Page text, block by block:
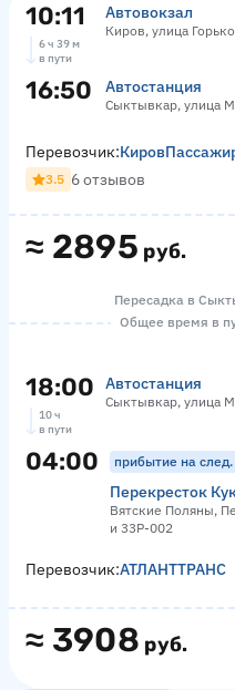
10:11 Автовокзал
Киров, улица
6 ч 39 м
в пути
16:50 Автостанция
Сыктывкар, улица
≈ 2895 руб.
Перевозчик:
3.5 6 отзывов
Пересадка в
Общее время в
18:00 Автостанция
Сыктывкар, улица
10 ч
в пути
04:00 прибытие на
Перекресток
Вятские Поляны,
и 33Р-002
≈ 3908 руб.
Перевозчик:АТЛАНТТРАНС